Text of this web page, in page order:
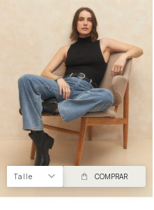
Talle COMPRAR